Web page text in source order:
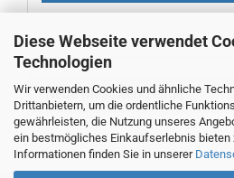
Diese Webseite verwendet
Technologien
Wir verwenden Cookies und ähnliche
Drittanbietern, um die ordentliche
gewährleisten, die Nutzung unseres
ein bestmögliches Einkaufserlebnis bieten
Informationen finden Sie in unserer
Neue Messwerkzeuge